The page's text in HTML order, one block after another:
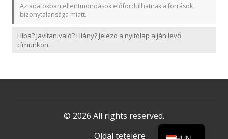
Az adatokban ellentmondások előfordulhatnak a források
bizonytalansága miatt.
Hiba? Javítanivaló? Hiány? Jelezd a nyitólap alján levő
címünkön.
© 2026 All rights reserved.
Oldal tetejére